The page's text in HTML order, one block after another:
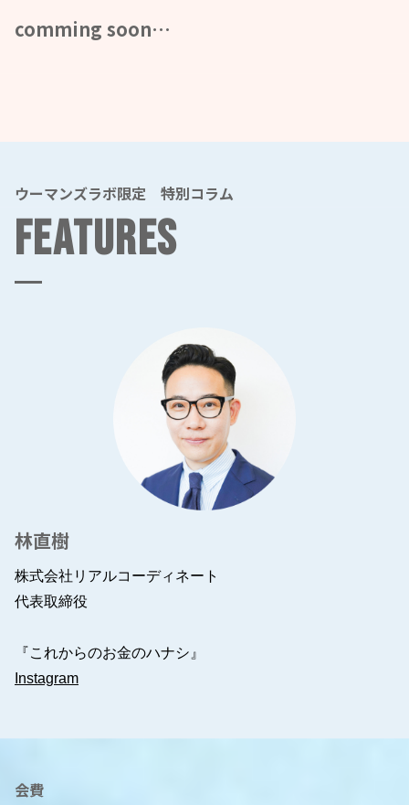
comming soon…
ウーマンズラボ限定 特別コラム
FEATURES
林直樹
株式会社リアルコーディネート
代表取締役
『これからのお金のハナシ』
Instagram
会費